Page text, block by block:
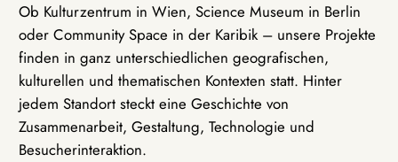
Ob Kulturzentrum in Wien, Science Museum in Berlin
oder Community Space in der Karibik – unsere Projekte
finden in ganz unterschiedlichen geografischen,
kulturellen und thematischen Kontexten statt. Hinter
jedem Standort steckt eine Geschichte von
Zusammenarbeit, Gestaltung, Technologie und
Besucherinteraktion.